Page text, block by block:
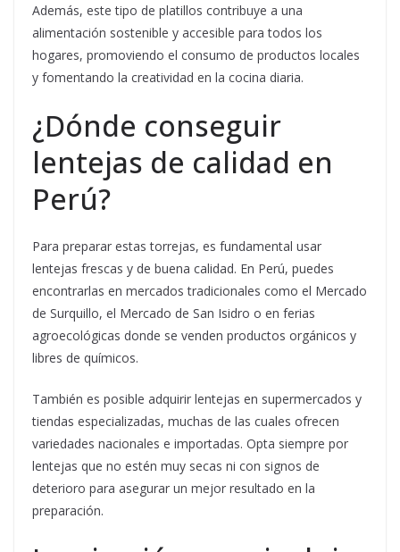
Además, este tipo de platillos contribuye a una
alimentación sostenible y accesible para todos los
hogares, promoviendo el consumo de productos locales
y fomentando la creatividad en la cocina diaria.
¿Dónde conseguir
lentejas de calidad en
Perú?
Para preparar estas torrejas, es fundamental usar
lentejas frescas y de buena calidad. En Perú, puedes
encontrarlas en mercados tradicionales como el Mercado
de Surquillo, el Mercado de San Isidro o en ferias
agroecológicas donde se venden productos orgánicos y
libres de químicos.
También es posible adquirir lentejas en supermercados y
tiendas especializadas, muchas de las cuales ofrecen
variedades nacionales e importadas. Opta siempre por
lentejas que no estén muy secas ni con signos de
deterioro para asegurar un mejor resultado en la
preparación.